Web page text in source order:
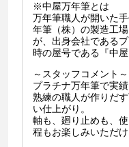
※中屋万年筆とは
万年筆職人が開いた
年筆（株）の製造工
が、出身会社である
時の屋号である『中
～スタッフコメント～
プラチナ万年筆で実績
熟練の職人が作りだ
い仕上がり。
軸も、廻り止めも、
程もお楽しみいただけ